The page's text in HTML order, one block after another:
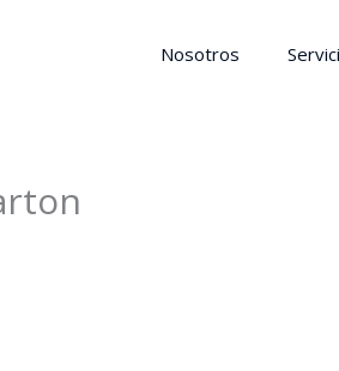
Nosotros